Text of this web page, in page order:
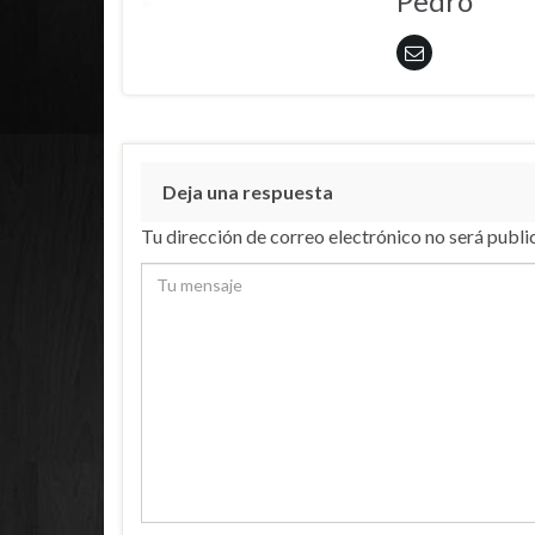
Deja una respuesta
Tu dirección de correo electrónico no será